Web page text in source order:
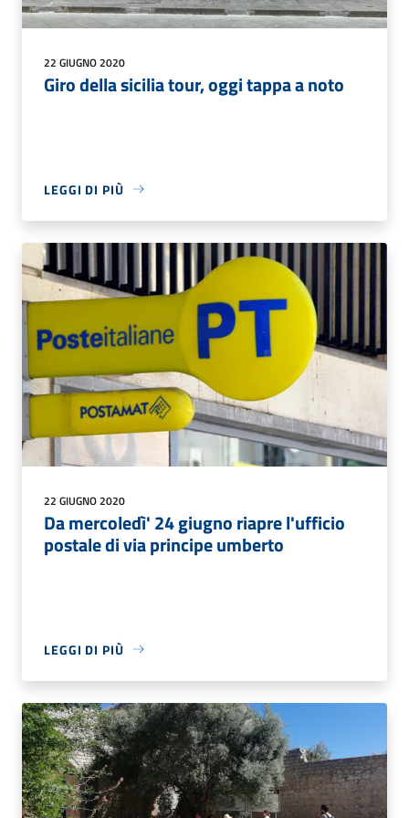
22 GIUGNO 2020
Giro della sicilia tour, oggi tappa a noto
LEGGI DI PIÙ
22 GIUGNO 2020
Da mercoledì' 24 giugno riapre l'ufficio
postale di via principe umberto
LEGGI DI PIÙ